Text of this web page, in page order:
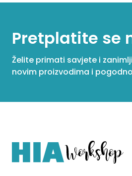
Pretplatite se
Želite primati savjete i
novim proizvodima i